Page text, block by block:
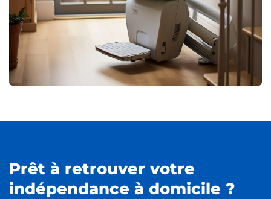
Prêt à retrouver votre
indépendance à domicile ?